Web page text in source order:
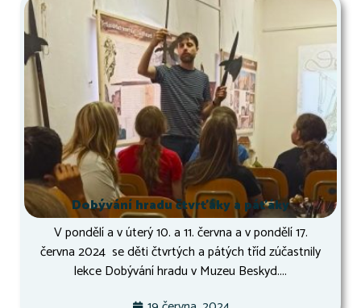
Dobývání hradu čtvrťáky a páťáky
V pondělí a v úterý 10. a 11. června a v pondělí 17.
června 2024 se děti čtvrtých a pátých tříd zúčastnily
lekce Dobývání hradu v Muzeu Beskyd....